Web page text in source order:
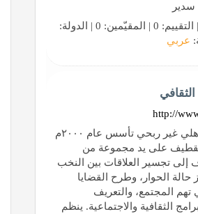
سدير
عربي
الثقافي
http://
منتدى ثقافي أهلي غير ربحي تأسس عام ٢٠٠٠م
على يد مجموعة من
إلى تجسير العلاقات بين النخب
حالة الحوار، وطرح القضايا
تهم المجتمع، والتعريف
الثقافية والاجتماعية. ينظم